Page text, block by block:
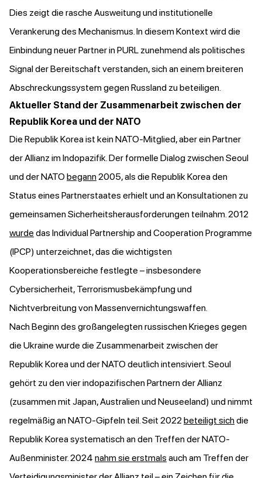
Dies zeigt die rasche Ausweitung und institutionelle
Verankerung des Mechanismus. In diesem Kontext wird die
Einbindung neuer Partner in PURL zunehmend als politisches
Signal der Bereitschaft verstanden, sich an einem breiteren
Abschreckungssystem gegen Russland zu beteiligen.
Aktueller Stand der Zusammenarbeit zwischen der
Republik Korea und der NATO
Die Republik Korea ist kein NATO-Mitglied, aber ein Partner
der Allianz im Indopazifik. Der formelle Dialog zwischen Seoul
und der NATO begann2005, als die Republik Korea den
Status eines Partnerstaates erhielt und an Konsultationen zu
gemeinsamen Sicherheitsherausforderungen teilnahm. 2012
wurde das Individual Partnership and Cooperation Programme
(IPCP) unterzeichnet, das die wichtigsten
Kooperationsbereiche festlegte – insbesondere
Cybersicherheit, Terrorismusbekämpfung und
Nichtverbreitung von Massenvernichtungswaffen.
Nach Beginn des großangelegten russischen Krieges gegen
die Ukraine wurde die Zusammenarbeit zwischen der
Republik Korea und der NATO deutlich intensiviert. Seoul
gehört zu den vier indopazifischen Partnern der Allianz
(zusammen mit Japan, Australien und Neuseeland) und nimmt
regelmäßig an NATO-Gipfeln teil. Seit 2022 beteiligt sichdie
Republik Korea systematisch an den Treffen der NATO-
Außenminister. 2024 nahm sie erstmals auch am Treffen der